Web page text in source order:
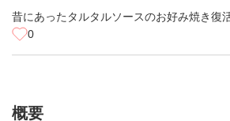
昔にあったタルタルソースのお好み焼き復
0
概要